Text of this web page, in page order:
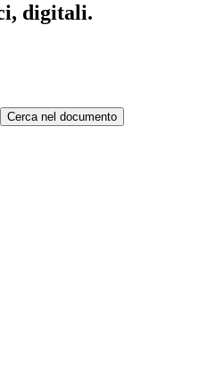
digitali.
Cerca nel documento